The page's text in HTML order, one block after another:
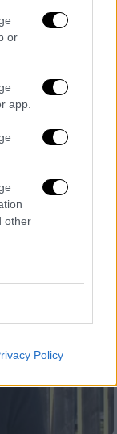
or
app.
other
Policy
για
Αγγελική,
τόνισε